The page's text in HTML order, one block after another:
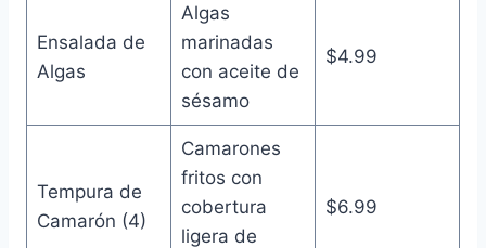
Ensalada de
Algas
Algas
marinadas
con aceite de
sésamo
$4.99
Tempura de
Camarón (4)
Camarones
fritos con
cobertura
ligera de
$6.99